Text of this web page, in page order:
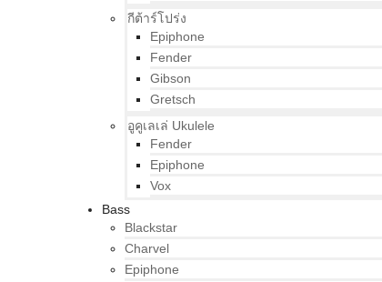
กีต้าร์โปร่ง
Epiphone
Fender
Gibson
Gretsch
อูคูเลเล่ Ukulele
Fender
Epiphone
Vox
Bass
Blackstar
Charvel
Epiphone